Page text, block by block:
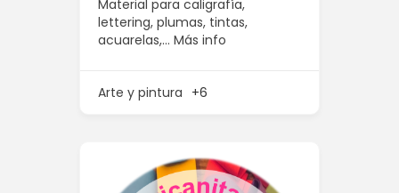
Material para caligrafía,
lettering, plumas, tintas,
acuarelas,… Más info
Arte y pintura +6